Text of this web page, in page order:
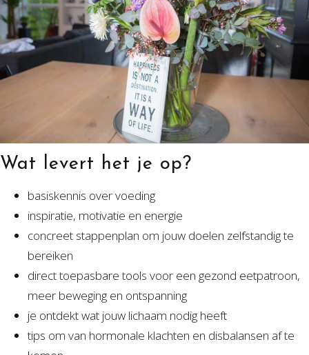
Wat levert het je op?
basiskennis over voeding
inspiratie, motivatie en energie
concreet stappenplan om jouw doelen zelfstandig te
bereiken
direct toepasbare tools voor een gezond eetpatroon,
meer beweging en ontspanning
je ontdekt wat jouw lichaam nodig heeft
tips om van hormonale klachten en disbalansen af te